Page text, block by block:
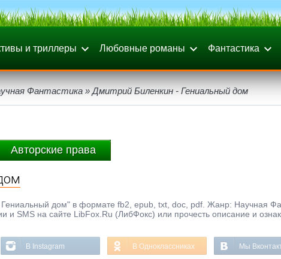
и триллеры Любовные романы Фантастика
Фантастика » Дмитрий Биленкин - Гениальный дом
Авторские права
дом" в формате fb2, epub, txt, doc, pdf. Жанр: Научная
и SMS на сайте LibFox.Ru (ЛибФокс) или прочесть описание и
В Instagram В Одноклассниках Мы